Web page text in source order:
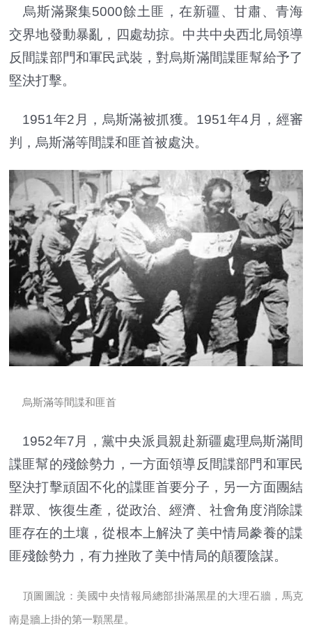
烏斯滿聚集5000餘土匪，在新疆、甘肅、青海
交界地發動暴亂，四處劫掠。中共中央西北局領導
反間諜部門和軍民武裝，對烏斯滿間諜匪幫給予了
堅決打擊。
1951年2月，烏斯滿被抓獲。1951年4月，經審
判，烏斯滿等間諜和匪首被處決。
烏斯滿等間諜和匪首
1952年7月，黨中央派員親赴新疆處理烏斯滿間
諜匪幫的殘餘勢力，一方面領導反間諜部門和軍民
堅決打擊頑固不化的諜匪首要分子，另一方面團結
群眾、恢復生產，從政治、經濟、社會角度消除諜
匪存在的土壤，從根本上解決了美中情局豢養的諜
匪殘餘勢力，有力挫敗了美中情局的顛覆陰謀。
頂圖圖說：美國中央情報局總部掛滿黑星的大理石牆，馬克
南是牆上掛的第一顆黑星。